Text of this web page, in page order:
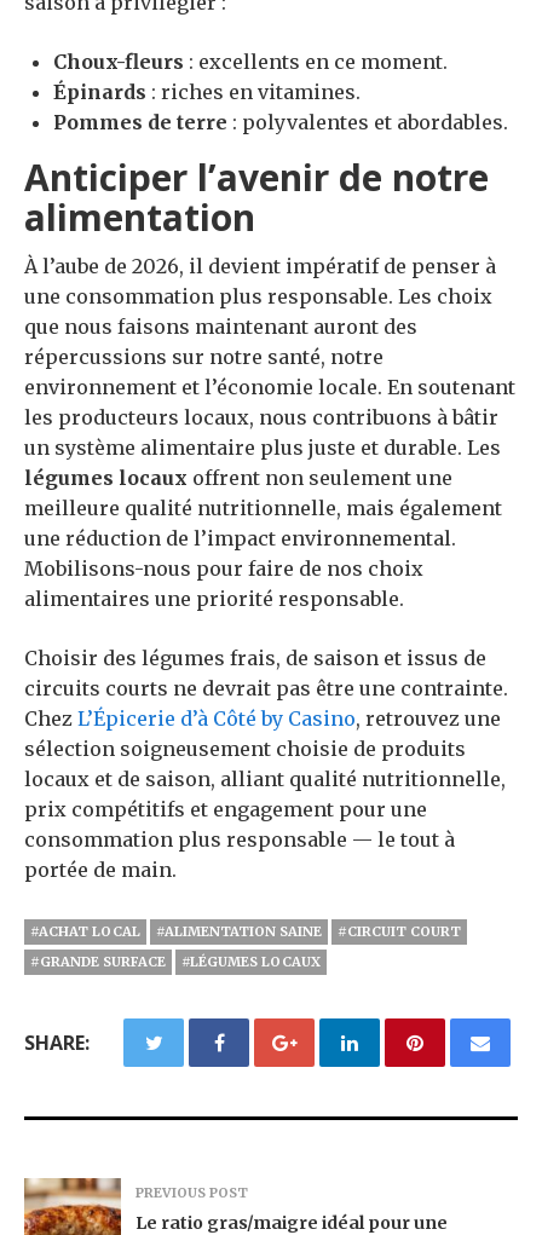
Choux-fleurs : excellents en ce moment.
Épinards : riches en vitamines.
Pommes de terre : polyvalentes et abordables.
Anticiper l’avenir de notre
alimentation
À l’aube de 2026, il devient impératif de penser à
une consommation plus responsable. Les choix
que nous faisons maintenant auront des
répercussions sur notre santé, notre
environnement et l’économie locale. En soutenant
les producteurs locaux, nous contribuons à bâtir
un système alimentaire plus juste et durable. Les
légumes locaux offrent non seulement une
meilleure qualité nutritionnelle, mais également
une réduction de l’impact environnemental.
Mobilisons-nous pour faire de nos choix
alimentaires une priorité responsable.
Choisir des légumes frais, de saison et issus de
circuits courts ne devrait pas être une contrainte.
Chez L’Épicerie d’à Côté by Casino, retrouvez une
sélection soigneusement choisie de produits
locaux et de saison, alliant qualité nutritionnelle,
prix compétitifs et engagement pour une
consommation plus responsable — le tout à
portée de main.
#ACHAT LOCAL #ALIMENTATION SAINE
#CIRCUIT COURT
#GRANDE SURFACE
#LÉGUMES LOCAUX
SHARE:
PREVIOUS POST
Le ratio gras/maigre idéal pour une